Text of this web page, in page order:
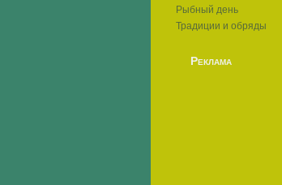
Рыбный день
Традиции и обряды
Реклама